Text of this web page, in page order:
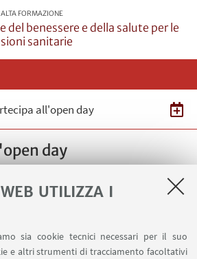
UTILIZZA I
sia cookie tecnici necessari per il suo
e altri strumenti di tracciamento facoltativi
FORMAZIONE
del benessere e della salute per le
sanitarie
all'open day
day
2025 dalle 18:00 alle 19:00